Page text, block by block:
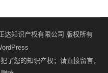
达知识产权有限公司 版权所有
了您的知识产权；请直接留言，